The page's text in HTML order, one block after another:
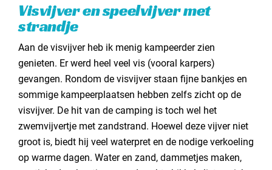
Visvijver en speelvijver met
strandje
Aan de visvijver heb ik menig kampeerder zien
genieten. Er werd heel veel vis (vooral karpers)
gevangen. Rondom de visvijver staan fijne bankjes en
sommige kampeerplaatsen hebben zelfs zicht op de
visvijver. De hit van de camping is toch wel het
zwemvijvertje met zandstrand. Hoewel deze vijver niet
groot is, biedt hij veel waterpret en de nodige verkoeling
op warme dagen. Water en zand, dammetjes maken,